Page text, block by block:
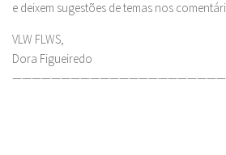
e deixem sugestões de temas nos
VLW FLWS,
Dora Figueiredo